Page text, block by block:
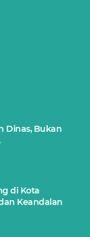
Dinas, Bukan
di Kota
Keandalan